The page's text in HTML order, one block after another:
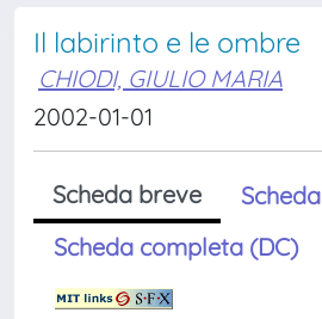
Il labirinto e le ombre
CHIODI, GIULIO MARIA
2002-01-01
Scheda breve
Scheda completa (DC)